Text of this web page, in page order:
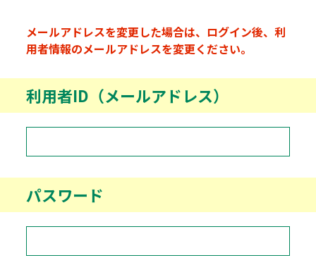
メールアドレスを変更した場合は、ログイン後、利
用者情報のメールアドレスを変更ください。
利用者ID（メールアドレス）
パスワード